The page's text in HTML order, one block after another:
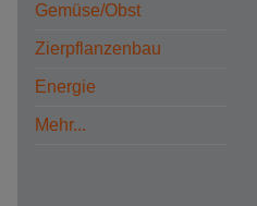
Gemüse/Obst
Zierpflanzenbau
Energie
Mehr...